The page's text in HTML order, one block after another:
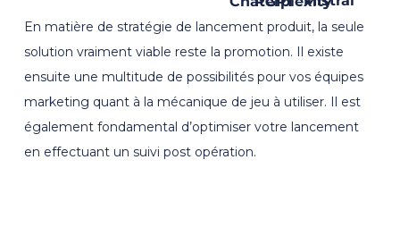
En matière de stratégie de lancement produit, la seule
solution vraiment viable reste la promotion. Il existe
ensuite une multitude de possibilités pour vos équipes
marketing quant à la mécanique de jeu à utiliser. Il est
également fondamental d’optimiser votre lancement
en effectuant un suivi post opération.